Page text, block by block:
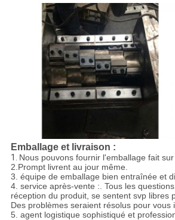
Emballage et livraison :
1. Nous pouvons fournir l'emballage fait sur
2.Prompt livrent au jour même.
3. équipe de emballage bien entraînée et
4. service après-vente :. Tous les
réception du produit, se sentent svp libres
Des problèmes seraient résolus pour vous
5. agent logistique sophistiqué et